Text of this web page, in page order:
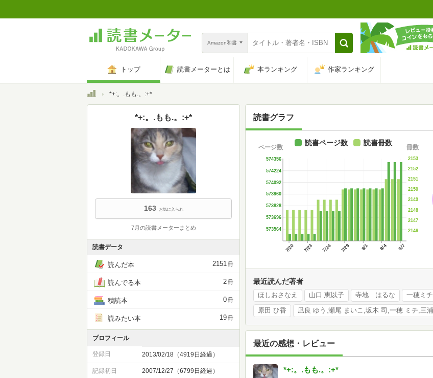
Amazon和書
トップ 読書メーターとは 本ランキング 作家ランキング
トップ*+:。.もも.。:+*
読書グラフ
7/20 7/23 7/26 7/29 8/1 8/4 8/7
573564
573696
573828
573960
574092
574224
574356
ページ数
2146
2147
2148
2149
2150
2151
2152
2153
冊数
読書ページ数 読書冊数
最近読んだ著者
ほしおさなえ 山口 恵以子 寺地 はるな 一穂ミチ
原田 ひ香
最近の感想・レビュー
*+:。.もも.。:+*
*+:。.もも.。:+*
163 お気に入られ
7月の読書メーターまとめ
読書データ
読んだ本 2151冊
読んでる本 2冊
積読本 0冊
読みたい本 19冊
プロフィール
登録日 2013/02/18（4919日経過）
記録初日 2007/12/27（6799日経過）